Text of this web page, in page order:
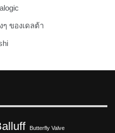
ๆ ของเดลต้า
Butterfly Valve